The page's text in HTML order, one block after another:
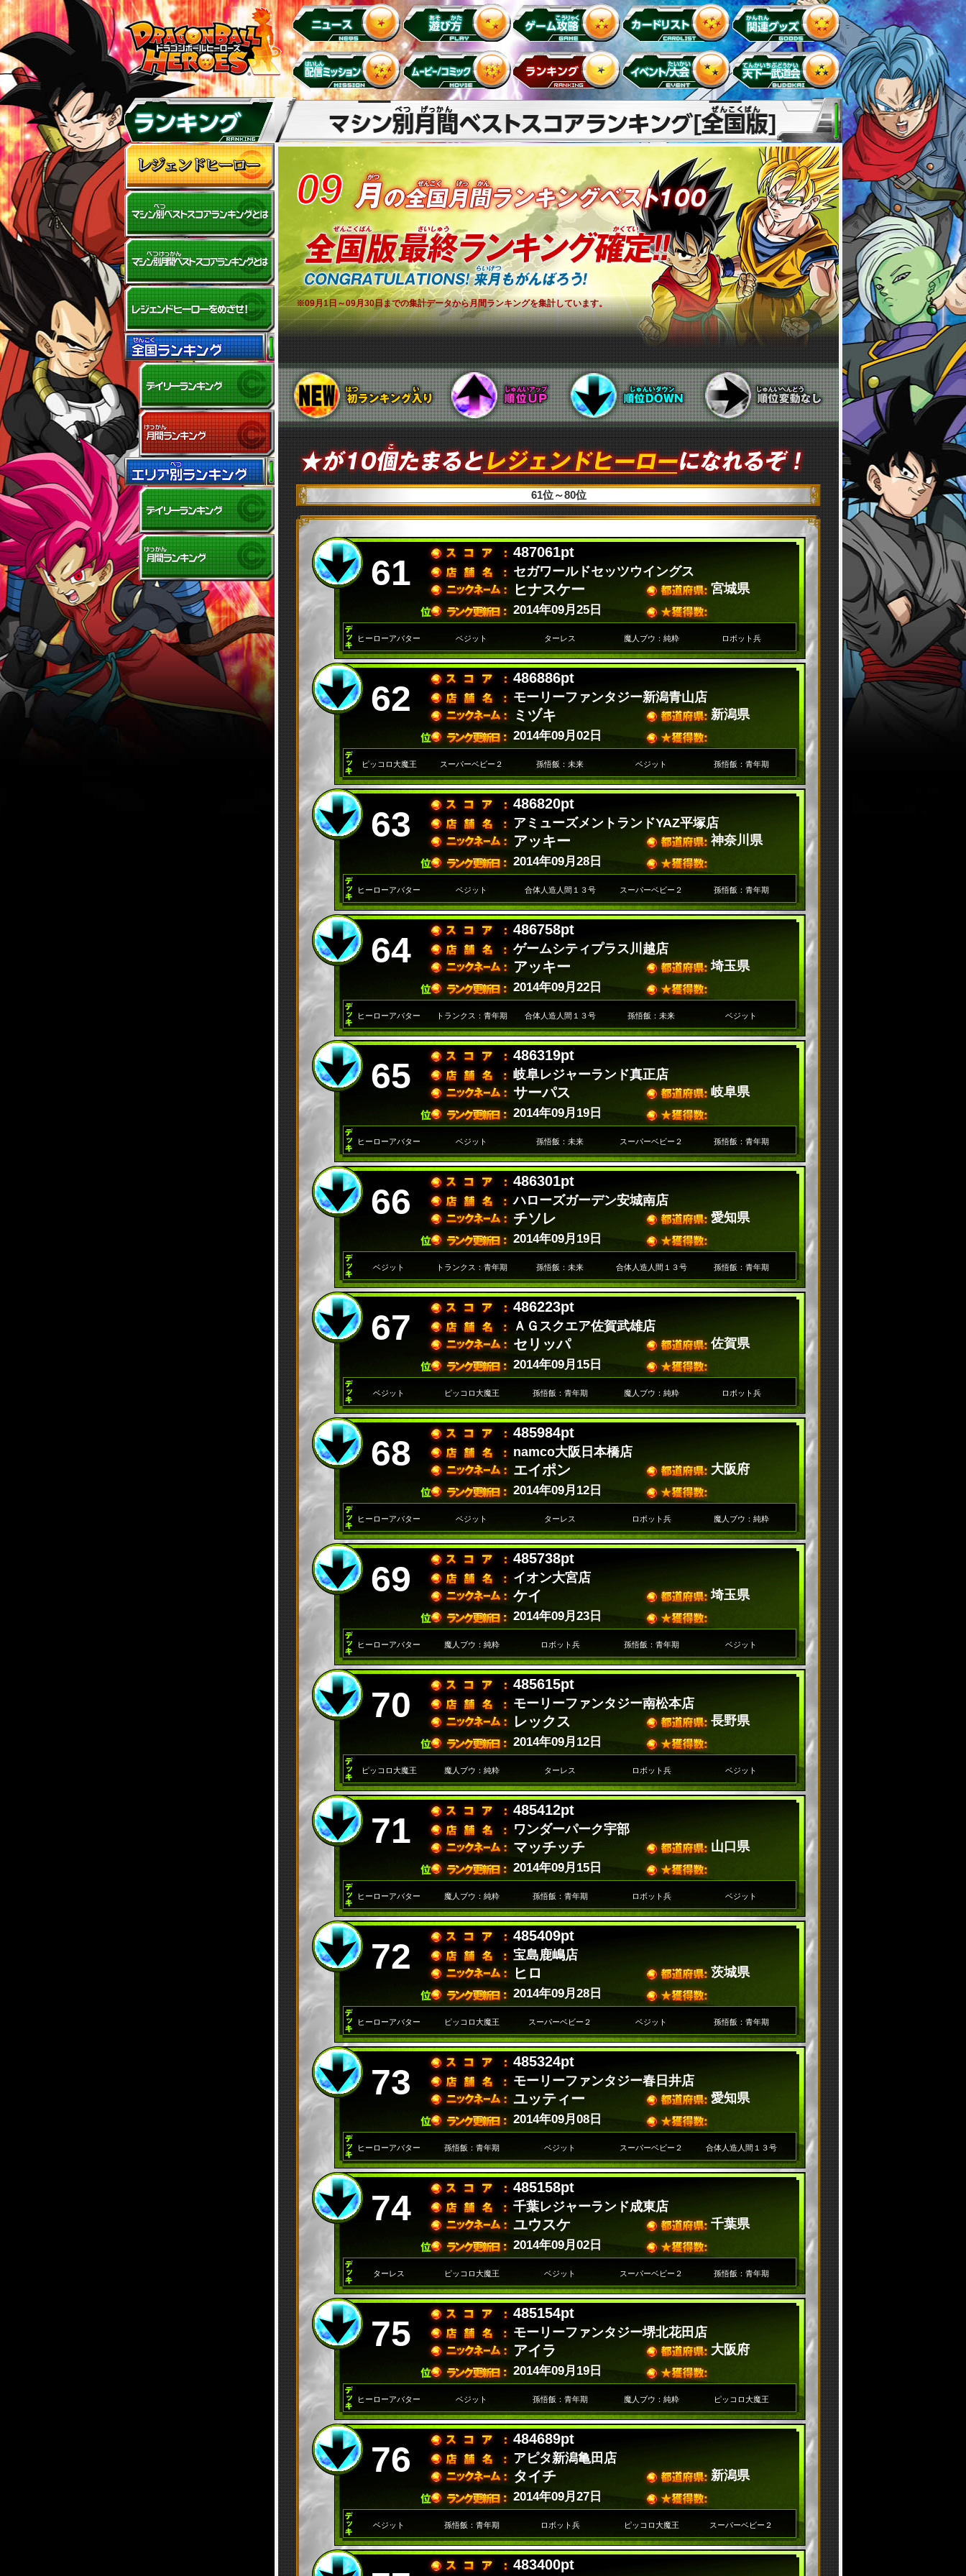
09
※09月1日～09月30日までの集計データから月間ランキングを集計しています。
61位～80位
61
487061pt
セガワールドセッツウイングス
2014年09月25日
ヒナスケー 宮城県
ヒーローアバター ベジット ターレス 魔人ブウ：純粋 ロボット兵
62
486886pt
モーリーファンタジー新潟青山店
2014年09月02日
ミヅキ 新潟県
ピッコロ大魔王 スーパーベビー２ 孫悟飯：未来 ベジット 孫悟飯：青年期
63
486820pt
アミューズメントランドYAZ平塚店
2014年09月28日
アッキー 神奈川県
ヒーローアバター ベジット 合体人造人間１３号 スーパーベビー２ 孫悟飯：青年期
64
486758pt
ゲームシティプラス川越店
2014年09月22日
アッキー 埼玉県
ヒーローアバター トランクス：青年期 合体人造人間１３号 孫悟飯：未来 ベジット
65
486319pt
岐阜レジャーランド真正店
2014年09月19日
サーパス 岐阜県
ヒーローアバター ベジット 孫悟飯：未来 スーパーベビー２ 孫悟飯：青年期
66
486301pt
ハローズガーデン安城南店
2014年09月19日
チソレ 愛知県
ベジット トランクス：青年期 孫悟飯：未来 合体人造人間１３号 孫悟飯：青年期
67
486223pt
ＡＧスクエア佐賀武雄店
2014年09月15日
セリッパ 佐賀県
ベジット ピッコロ大魔王 孫悟飯：青年期 魔人ブウ：純粋 ロボット兵
68
485984pt
namco大阪日本橋店
2014年09月12日
エイポン 大阪府
ヒーローアバター ベジット ターレス ロボット兵 魔人ブウ：純粋
69
485738pt
イオン大宮店
2014年09月23日
ケイ 埼玉県
ヒーローアバター 魔人ブウ：純粋 ロボット兵 孫悟飯：青年期 ベジット
70
485615pt
モーリーファンタジー南松本店
2014年09月12日
レックス 長野県
ピッコロ大魔王 魔人ブウ：純粋 ターレス ロボット兵 ベジット
71
485412pt
ワンダーパーク宇部
2014年09月15日
マッチッチ 山口県
ヒーローアバター 魔人ブウ：純粋 孫悟飯：青年期 ロボット兵 ベジット
72
485409pt
宝島鹿嶋店
2014年09月28日
ヒロ 茨城県
ヒーローアバター ピッコロ大魔王 スーパーベビー２ ベジット 孫悟飯：青年期
73
485324pt
モーリーファンタジー春日井店
2014年09月08日
ユッティー 愛知県
ヒーローアバター 孫悟飯：青年期 ベジット スーパーベビー２ 合体人造人間１３号
74
485158pt
千葉レジャーランド成東店
2014年09月02日
ユウスケ 千葉県
ターレス ピッコロ大魔王 ベジット スーパーベビー２ 孫悟飯：青年期
75
485154pt
モーリーファンタジー堺北花田店
2014年09月19日
アイラ 大阪府
ヒーローアバター ベジット 孫悟飯：青年期 魔人ブウ：純粋 ピッコロ大魔王
76
484689pt
アピタ新潟亀田店
2014年09月27日
タイチ 新潟県
ベジット 孫悟飯：青年期 ロボット兵 ピッコロ大魔王 スーパーベビー２
483400pt